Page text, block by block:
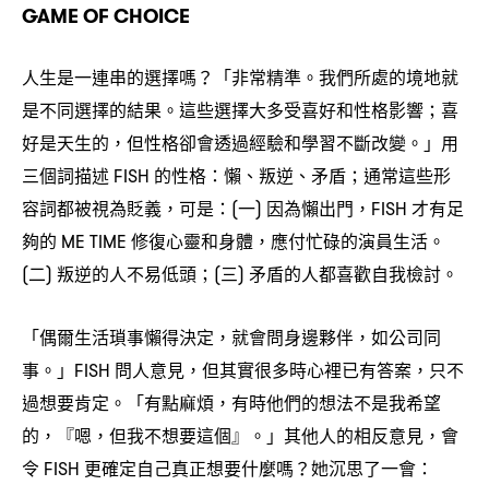
GAME OF CHOICE
人生是一連串的選擇嗎 ？
「非常精準。我們所處的境地就
是不同選擇的結果。這些選擇大多受喜好和性格影響 ； 喜
好是天生的 ， 但性格卻會透過經驗和學習不斷改變。」用
三個詞描述 FISH 的性格 ： 懶、叛逆、矛盾 ； 通常這些形
容詞都被視為貶義 ， 可是 ：(一) 因為懶出門 ，FISH 才有足
夠的 ME TIME 修復心靈和身體 ， 應付忙碌的演員生活。
(二) 叛逆的人不易低頭 ；(三) 矛盾的人都喜歡自我檢討。
「偶爾生活瑣事懶得決定 ， 就會問身邊夥伴 ， 如公司同
事。」 FISH 問人意見 ， 但其實很多時心裡已有答案 ， 只不
過想要肯定。「有點麻煩 ， 有時他們的想法不是我希望
的 ， 『嗯 ， 但我不想要這個』。」其他人的相反意見 ， 會
令 FISH 更確定自己真正想要什麼嗎 ？她沉思了一會 ：